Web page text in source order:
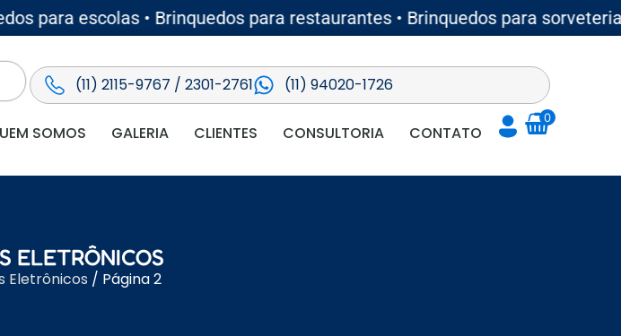
escolas • Brinquedos para restaurantes • Brinquedos para
(11) 2115-9767 / 2301-2761 (11) 94020-1726
SOMOS GALERIA CLIENTES CONSULTORIA CONTATO
0
ELETRÔNICOS
Eletrônicos / Página 2